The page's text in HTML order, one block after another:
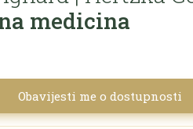
medicina
Obavijesti me o dostupnosti